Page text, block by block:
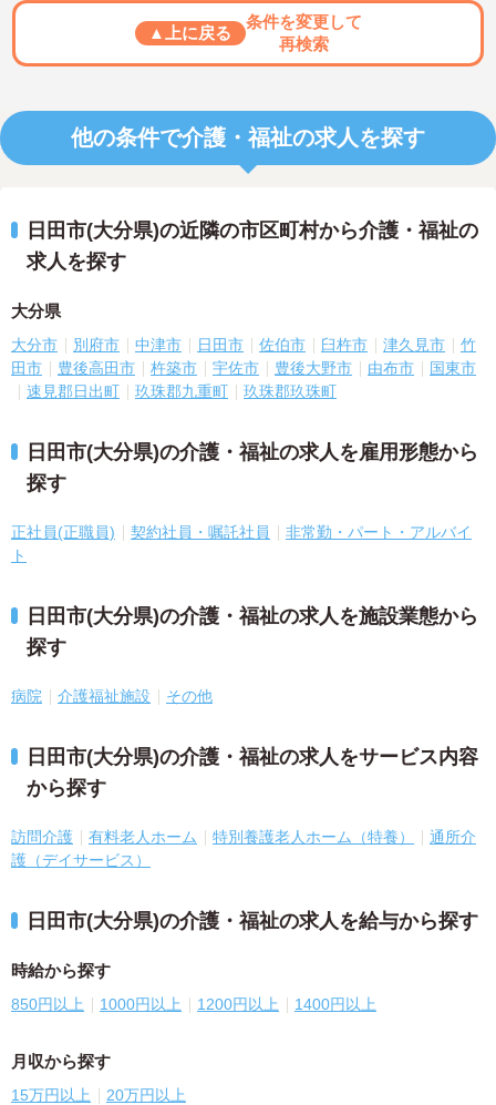
▲上に戻る
条件を変更して
再検索
他の条件で介護・福祉の求人を探す
日田市(大分県)の近隣の市区町村から介護・福祉の
求人を探す
大分県
大分市 別府市 中津市 日田市 佐伯市 臼杵市 津久見市
竹
田市
豊後高田市 杵築市 宇佐市 豊後大野市 由布市
国東市
速見郡日出町
玖珠郡九重町 玖珠郡玖珠町
日田市(大分県)の介護・福祉の求人を雇用形態から
探す
正社員(正職員) 契約社員・嘱託社員
非常勤・パート・アルバイ
ト
日田市(大分県)の介護・福祉の求人を施設業態から
探す
病院 介護福祉施設 その他
日田市(大分県)の介護・福祉の求人をサービス内容
から探す
訪問介護 有料老人ホーム 特別養護老人ホーム（特養）
通所介
護（デイサービス）
日田市(大分県)の介護・福祉の求人を給与から探す
時給から探す
850円以上 1000円以上 1200円以上 1400円以上
月収から探す
15万円以上 20万円以上